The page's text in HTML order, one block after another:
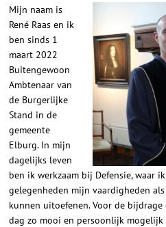
Mijn naam is
René Raas en ik
ben sinds 1
maart 2022
Buitengewoon
Ambtenaar van
de Burgerlijke
Stand in de
gemeente
Elburg. In mijn
dagelijks leven
ben ik werkzaam bij Defensie, waar
gelegenheden mijn vaardigheden
kunnen uitoefenen. Voor de
dag zo mooi en persoonlijk mogelijk